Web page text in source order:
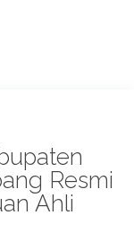
Resmi
Ahli